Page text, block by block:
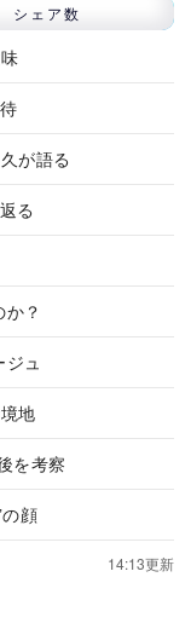
シェア数
が語る
る
か？
ュ
地
を考察
顔
14:13更新